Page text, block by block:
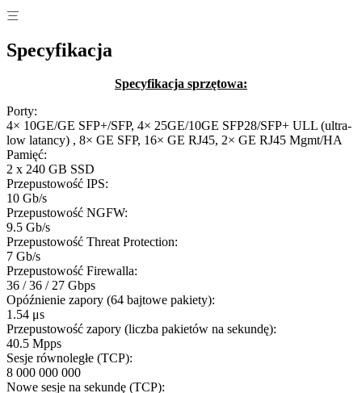
Specyfikacja
Specyfikacja sprzętowa:
Porty:
4× 10GE/GE SFP+/SFP, 4× 25GE/10GE SFP28/SFP+ ULL (ultra-
low latancy) , 8× GE SFP, 16× GE RJ45, 2× GE RJ45 Mgmt/HA
Pamięć:
2 x 240 GB SSD
Przepustowość IPS:
10 Gb/s
Przepustowość NGFW:
9.5 Gb/s
Przepustowość Threat Protection:
7 Gb/s
Przepustowość Firewalla:
36 / 36 / 27 Gbps
Opóźnienie zapory (64 bajtowe pakiety):
1.54 μs
Przepustowość zapory (liczba pakietów na sekundę):
40.5 Mpps
Sesje równoległe (TCP):
8 000 000 000
Nowe sesje na sekundę (TCP):